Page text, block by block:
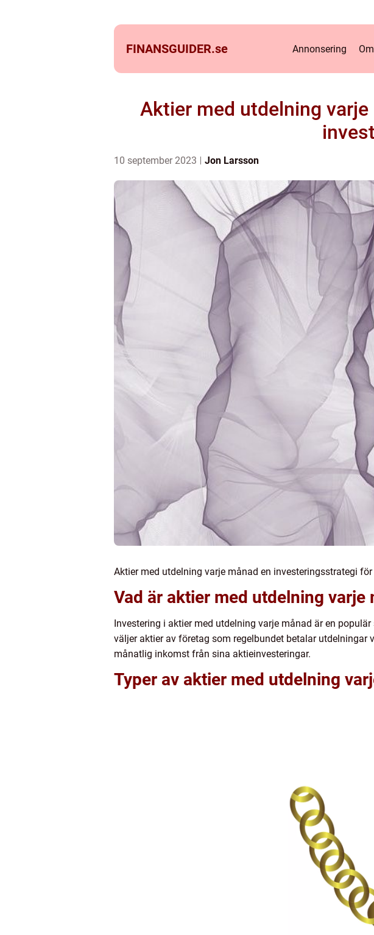
FINANSGUIDER.se Annonsering
Aktier med utdelning
10 september 2023 Jon Larsson
Aktier med utdelning varje månad en investeringsstrategi
Vad är aktier med utdelning varje
Investering i aktier med utdelning varje månad är en
väljer aktier av företag som regelbundet betalar
månatlig inkomst från sina aktieinvesteringar.
Typer av aktier med utdelning